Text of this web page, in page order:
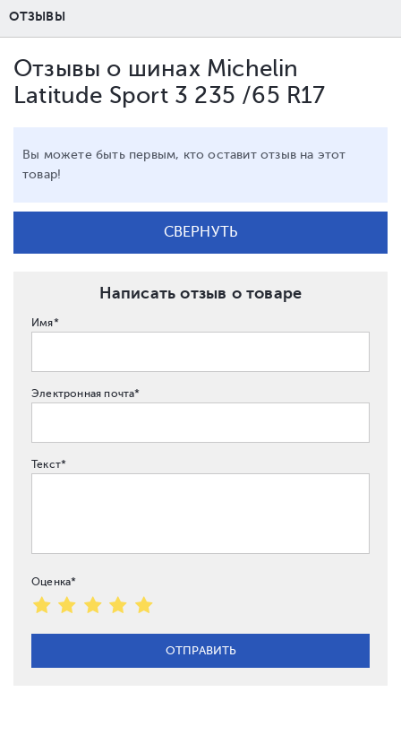
ОТЗЫВЫ
Отзывы о шинах Michelin
Latitude Sport 3 235 /65 R17
Вы можете быть первым, кто оставит отзыв на этот
товар!
СВЕРНУТЬ
Написать отзыв о товаре
Имя*
Электронная почта*
Текст*
Оценка*